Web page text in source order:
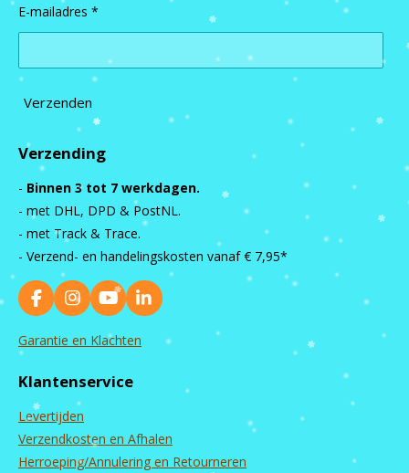
E-mailadres *
Verzenden
Verzending
- Binnen 3 tot 7 werkdagen.
- met DHL, DPD & PostNL.
- met Track & Trace.
- Verzend- en handelingskosten vanaf € 7,95*
F
a
c
o
o
k
I
n
s
g
a
m
Y
o
u
b
L
i
Garantie en Klachten
Klantenservice
Levertijden
Verzendkosten en Afhalen
Herroeping/Annulering en Retourneren